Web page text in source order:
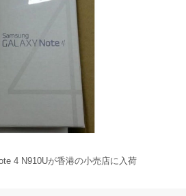
4 N910Uが香港の小売店に入荷